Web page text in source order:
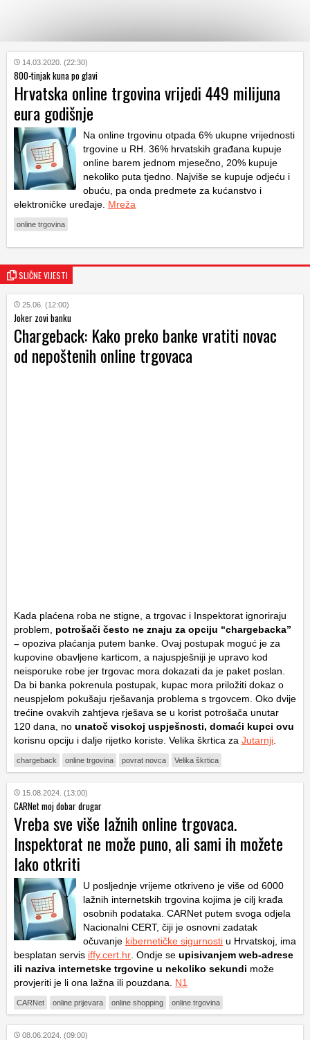
KATEGORIJE
HRVATSKI
WEB
14.03.2020. (22:30)
800-tinjak kuna po glavi
Hrvatska online trgovina vrijedi 449 milijuna
eura godišnje
Na online trgovinu otpada 6% ukupne vrijednosti
trgovine u RH. 36% hrvatskih građana kupuje
online barem jednom mjesečno, 20% kupuje
nekoliko puta tjedno. Najviše se kupuje odjeću i
obuću, pa onda predmete za kućanstvo i
elektroničke uređaje. Mreža
online trgovina
SLIČNE VIJESTI
25.06. (12:00)
Joker zovi banku
Chargeback: Kako preko banke vratiti novac
od nepoštenih online trgovaca
Kada plaćena roba ne stigne, a trgovac i Inspektorat ignoriraju
problem,
potrošači često ne znaju za opciju “chargebacka”
– opoziva plaćanja putem banke. Ovaj postupak moguć je za
kupovine obavljene karticom, a najuspješniji je upravo kod
neisporuke robe jer trgovac mora dokazati da je paket poslan.
Da bi banka pokrenula postupak, kupac mora priložiti dokaz o
neuspjelom pokušaju rješavanja problema s trgovcem. Oko dvije
trećine ovakvih zahtjeva rješava se u korist potrošača unutar
120 dana, no unatoč visokoj uspješnosti, domaći kupci ovu
korisnu opciju i dalje rijetko koriste. Velika škrtica za Jutarnji
chargeback online trgovina povrat novca Velika škrtica
15.08.2024. (13:00)
CARNet moj dobar drugar
Vreba sve više lažnih online trgovaca.
Inspektorat ne može puno, ali sami ih možete
lako otkriti
U posljednje vrijeme otkriveno je više od 6000
lažnih internetskih trgovina kojima je cilj krađa
osobnih podataka. CARNet putem svoga odjela
Nacionalni CERT, čiji je osnovni zadatak
očuvanje kibernetičke sigurnosti u Hrvatskoj, ima
besplatan servis iffy.cert.hr . Ondje se upisivanjem web-adrese
ili naziva internetske trgovine u nekoliko sekundi može
provjeriti je li ona lažna ili pouzdana. N1
CARNet online prijevara online shopping online trgovina
08.06.2024. (09:00)